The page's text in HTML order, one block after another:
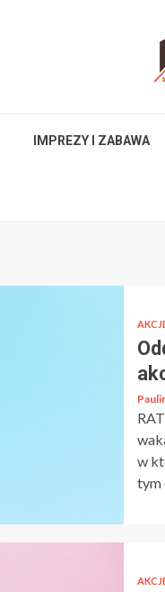
IMPREZY I ZABAWA
w
tym